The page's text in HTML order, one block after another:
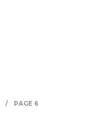
/ PAGE 6